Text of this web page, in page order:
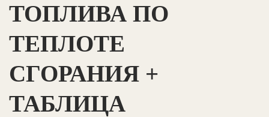
ТОПЛИВА ПО
ТЕПЛОТЕ
СГОРАНИЯ +
ТАБЛИЦА